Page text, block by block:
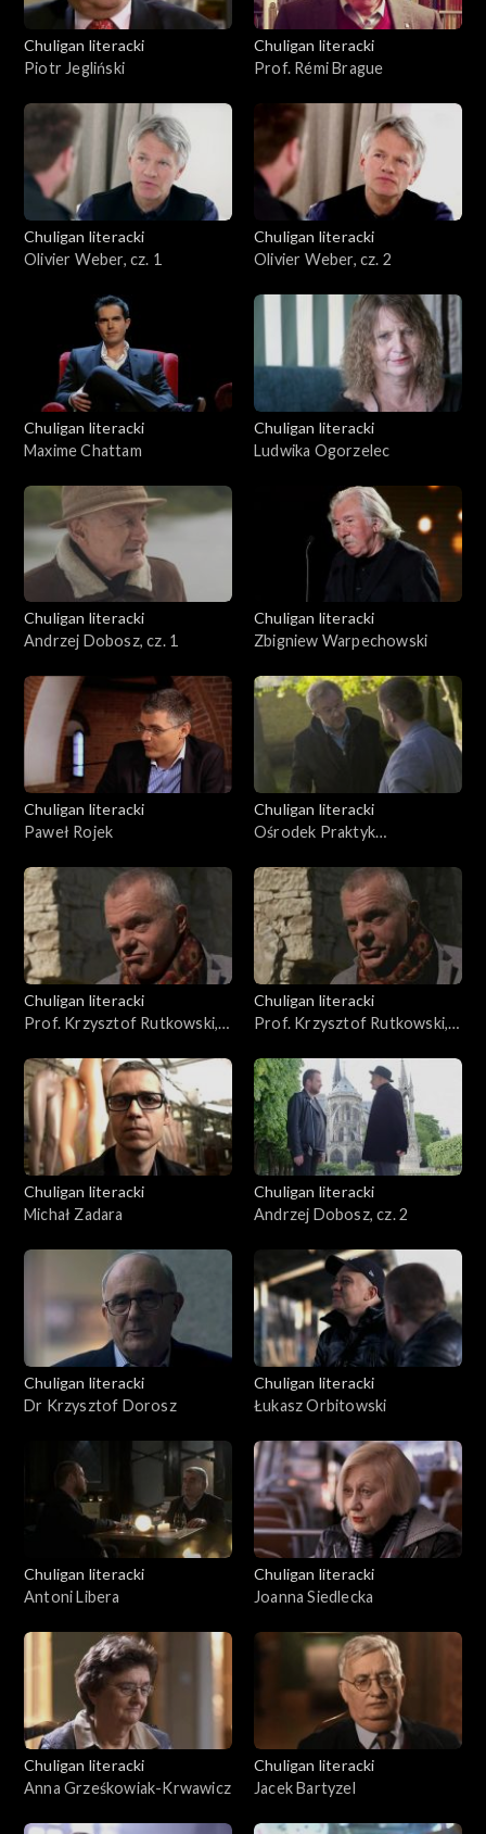
Chuligan literacki
Piotr Jegliński
Chuligan literacki
Prof. Rémi Brague
Chuligan literacki
Olivier Weber, cz. 1
Chuligan literacki
Olivier Weber, cz. 2
Chuligan literacki
Maxime Chattam
Chuligan literacki
Ludwika Ogorzelec
Chuligan literacki
Andrzej Dobosz, cz. 1
Chuligan literacki
Zbigniew Warpechowski
Chuligan literacki
Paweł Rojek
Chuligan literacki
Ośrodek Praktyk
Chuligan literacki
Prof. Krzysztof Rutkowski,
Chuligan literacki
Prof. Krzysztof Rutkowski,
Chuligan literacki
Michał Zadara
Chuligan literacki
Andrzej Dobosz, cz. 2
Chuligan literacki
Dr Krzysztof Dorosz
Chuligan literacki
Łukasz Orbitowski
Chuligan literacki
Antoni Libera
Chuligan literacki
Joanna Siedlecka
Chuligan literacki
Anna Grześkowiak-Krwawicz
Chuligan literacki
Jacek Bartyzel